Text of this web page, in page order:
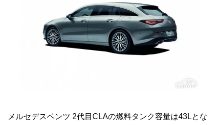
メルセデスベンツ 2代目CLAの燃料タンク容量は43Lとな